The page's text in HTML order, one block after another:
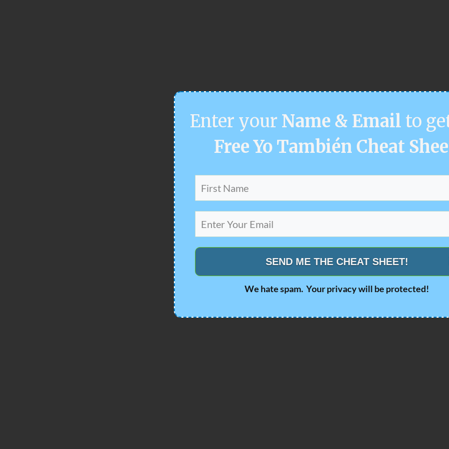
Enter your Name & Email to
Free Yo También Cheat
SEND ME THE CHEAT SHEET!
We hate spam. Your privacy will be protected!